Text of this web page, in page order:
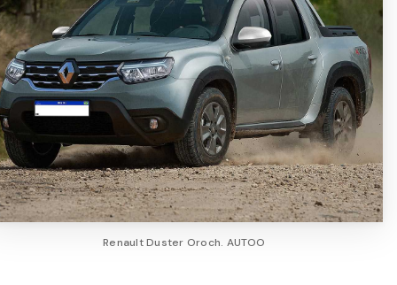
Renault Duster Oroch. AUTOO